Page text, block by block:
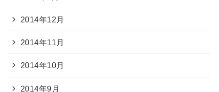
2014年12月
2014年11月
2014年10月
2014年9月